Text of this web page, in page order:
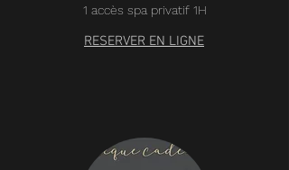
1 accès spa privatif 1H
RESERVER EN LIGNE